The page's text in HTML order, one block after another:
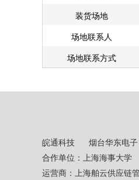
装货场地
场地联系人
场地联系方式
皖通科技 烟台华东电子
合作单位：上海海事大学
运营商：上海舶云供